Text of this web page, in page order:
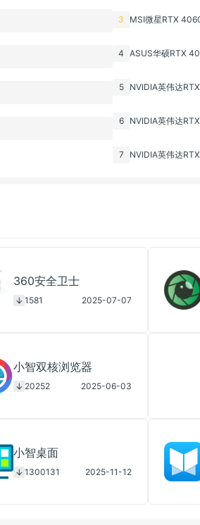
3 MSI微星RTX
4 ASUS华硕RTX
5 NVIDIA英伟达
6 NVIDIA英伟达
7 NVIDIA英伟达
360安全卫士
1581 2025-07-07
小智双核浏览器
20252 2025-06-03
小智桌面
1300131 2025-11-12